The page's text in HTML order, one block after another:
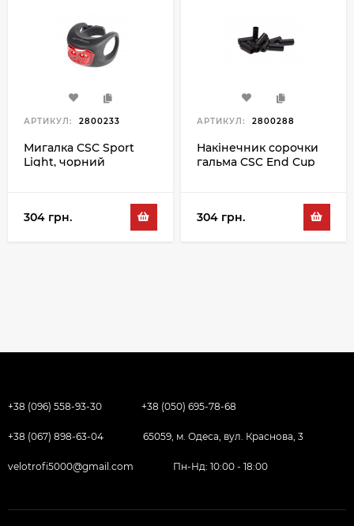
АРТИКУЛ: 2800233
Мигалка CSC Sport
Light, чорний
304 грн.
АРТИКУЛ: 2800288
Накінечник сорочки
гальма CSC End Cup
304 грн.
+38 (096) 558-93-30 +38 (050) 695-78-68
+38 (067) 898-63-04 65059, м. Одеса, вул. Краснова, 3
velotrofi5000@gmail.com Пн-Нд: 10:00 - 18:00